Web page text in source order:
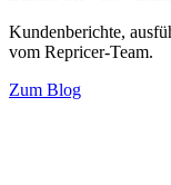
Kundenberichte,
vom Repricer-Team.
Zum Blog